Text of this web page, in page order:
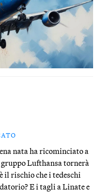
nata ha ricominciato a
gruppo Lufthansa tornerà
il rischio che i tedeschi
E i tagli a Linate e